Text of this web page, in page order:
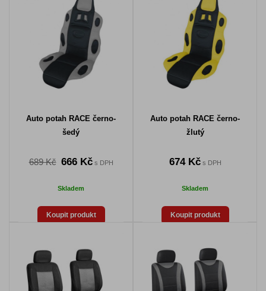
Auto potah RACE černo-
šedý
689 Kč 666 Kčs DPH
Skladem
Koupit produkt
Auto potah RACE černo-
žlutý
674 Kčs DPH
Skladem
Koupit produkt